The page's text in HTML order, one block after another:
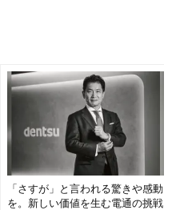
「さすが」と言われる驚きや感動
を。新しい価値を生む電通の挑戦